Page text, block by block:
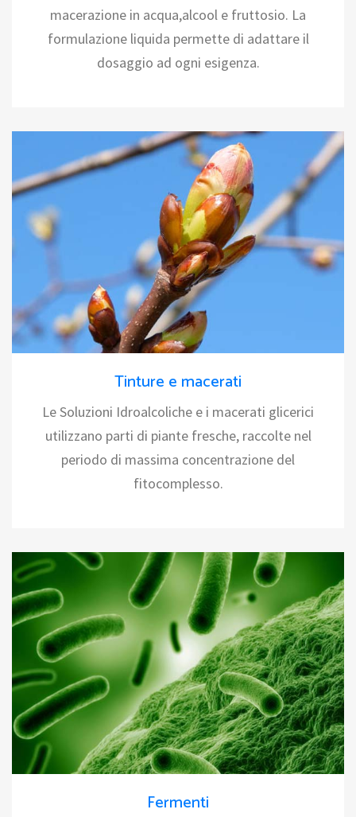
macerazione in acqua,alcool e fruttosio. La
formulazione liquida permette di adattare il
dosaggio ad ogni esigenza.
Tinture e macerati
Le Soluzioni Idroalcoliche e i macerati glicerici
utilizzano parti di piante fresche, raccolte nel
periodo di massima concentrazione del
fitocomplesso.
Fermenti